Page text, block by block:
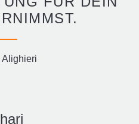
Alighieri
Angebot.